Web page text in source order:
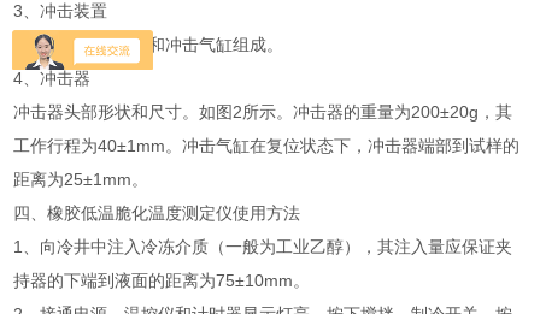
3、冲击装置
冲击装置由冲击器和冲击气缸组成。
4、冲击器
冲击器头部形状和尺寸。如图2所示。冲击器的重量为200±20g，其
工作行程为40±1mm。冲击气缸在复位状态下，冲击器端部到试样的
距离为25±1mm。
四、橡胶低温脆化温度测定仪使用方法
1、向冷井中注入冷冻介质（一般为工业乙醇），其注入量应保证夹
持器的下端到液面的距离为75±10mm。